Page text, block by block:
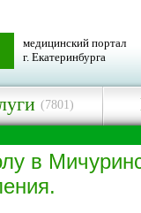
медицинский портал
г. Екатеринбурга
(7801)
в